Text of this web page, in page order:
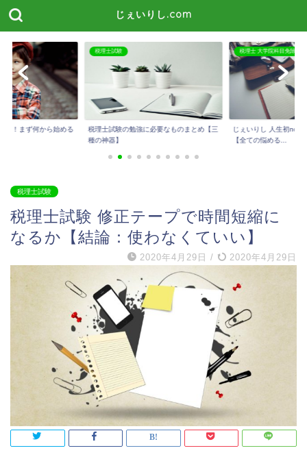
じぇいりし.com
必要なものまとめ【三
税理士 大学院科目免除
じぇいりし 人生初noteを公開しました！
【全ての悩める...
税理士試験
今話題のスタディング
メリット・デメリッ...
税理士試験
税理士試験 修正テープで時間短縮に
なるか【結論：使わなくていい】
2020年4月29日 / 2020年4月29日